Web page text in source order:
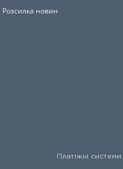
Розсилка новин
Платіжні системи: